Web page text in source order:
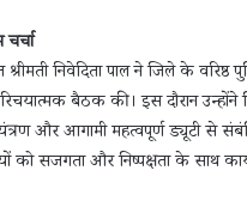
निवेदिता पाल ने जिले के वरिष्ठ
बैठक की। इस दौरान उन्होंने
और आगामी महत्वपूर्ण ड्यूटी से
को सजगता और निष्पक्षता के साथ